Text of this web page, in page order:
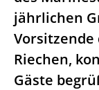
jährlichen
Vorsitzende
Riechen,
Gäste